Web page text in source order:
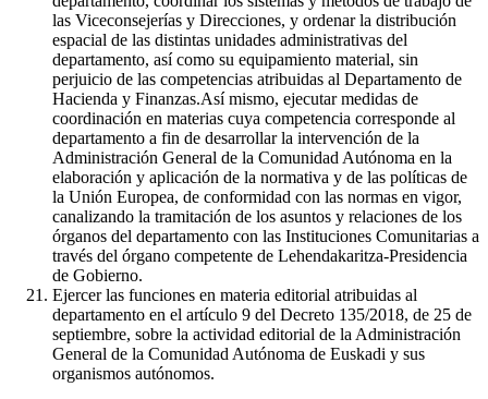
las Viceconsejerías y Direcciones, y ordenar la distribución
espacial de las distintas unidades administrativas del
departamento, así como su equipamiento material, sin
perjuicio de las competencias atribuidas al Departamento de
Hacienda y Finanzas.Así mismo, ejecutar medidas de
coordinación en materias cuya competencia corresponde al
departamento a fin de desarrollar la intervención de la
Administración General de la Comunidad Autónoma en la
elaboración y aplicación de la normativa y de las políticas de
la Unión Europea, de conformidad con las normas en vigor,
canalizando la tramitación de los asuntos y relaciones de los
órganos del departamento con las Instituciones Comunitarias a
través del órgano competente de Lehendakaritza-Presidencia
de Gobierno.
Ejercer las funciones en materia editorial atribuidas al
departamento en el artículo 9 del Decreto 135/2018, de 25 de
septiembre, sobre la actividad editorial de la Administración
General de la Comunidad Autónoma de Euskadi y sus
organismos autónomos.